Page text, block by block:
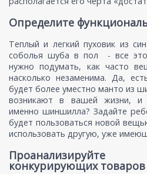
Определите
Теплый и легкий пуховик из
соболья шуба в пол - все
нужно подумать, как часто
насколько незаменима. Да,
будет более уместно манто из
возникают в вашей жизни, и
именно шиншилла? Задайте
будет пользоваться новой
использовать другую, уже
конкурирующих товаров